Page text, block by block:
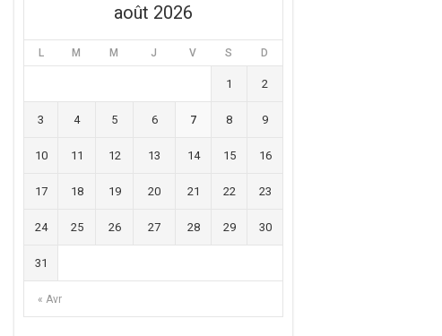
août 2026
L M M J V S D
« Avr
1 2
3 4 5 6 7 8 9
10 11 12 13 14 15 16
17 18 19 20 21 22 23
24 25 26 27 28 29 30
31